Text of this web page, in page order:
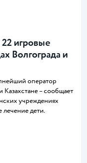
игровые
Волгограда и
оператор
Казахстане – сообщает
учреждениях
лечение дети.